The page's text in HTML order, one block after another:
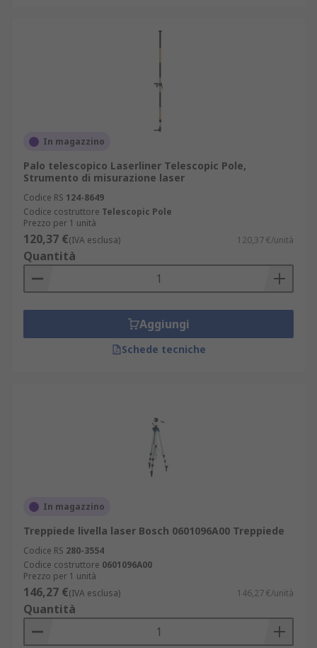
In magazzino
Palo telescopico Laserliner Telescopic Pole,
Strumento di misurazione laser
Codice RS 124-8649
Codice costruttore Telescopic Pole
Prezzo per 1 unità
120,37 €(IVA esclusa) 120,37 €/unità
Quantità
Aggiungi
Schede tecniche
In magazzino
Treppiede livella laser Bosch 0601096A00 Treppiede
Codice RS 280-3554
Codice costruttore 0601096A00
Prezzo per 1 unità
146,27 €(IVA esclusa) 146,27 €/unità
Quantità